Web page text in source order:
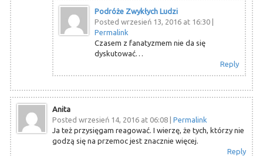
Podróże Zwykłych Ludzi
Posted wrzesień 13, 2016 at 16:30|
Permalink
Czasem z fanatyzmem nie da się
dyskutować…
Reply
Anita
Posted wrzesień 14, 2016 at 06:08| Permalink
Ja też przysięgam reagować. I wierzę, że tych, którzy nie
godzą się na przemoc jest znacznie więcej.
Reply